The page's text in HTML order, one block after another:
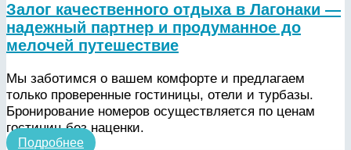
Залог качественного отдыха в Лагонаки —
надежный партнер и продуманное до
мелочей путешествие
Мы заботимся о вашем комфорте и предлагаем
только проверенные гостиницы, отели и турбазы.
Бронирование номеров осуществляется по ценам
гостиниц без наценки.
Подробнее